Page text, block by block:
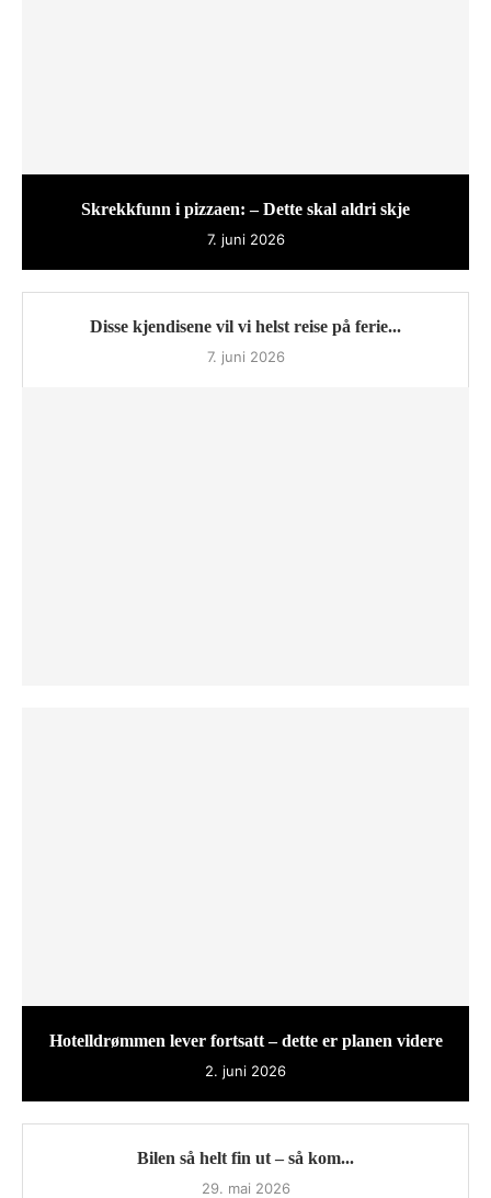
Skrekkfunn i pizzaen: – Dette skal aldri skje
7. juni 2026
Disse kjendisene vil vi helst reise på ferie...
7. juni 2026
Hotelldrømmen lever fortsatt – dette er planen videre
2. juni 2026
Bilen så helt fin ut – så kom...
29. mai 2026